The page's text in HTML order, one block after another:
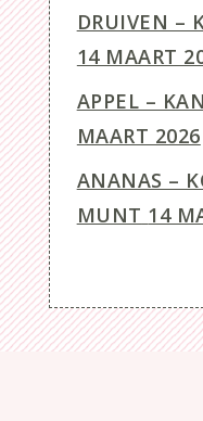
DRUIVEN –
14 MAART
APPEL –
MAART 2026
ANANAS –
MUNT 14